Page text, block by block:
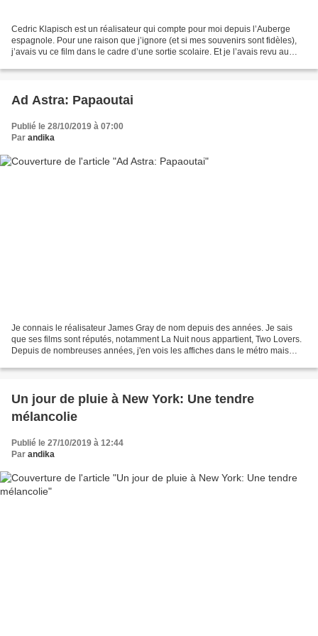
Cedric Klapisch est un réalisateur qui compte pour moi depuis l’Auberge
espagnole. Pour une raison que j’ignore (et si mes souvenirs sont fidèles),
j’avais vu ce film dans le cadre d’une sortie scolaire. Et je l’avais revu au
Ad Astra: Papaoutai
Publié le 28/10/2019 à 07:00
Par andika
Je connais le réalisateur James Gray de nom depuis des années. Je sais
que ses films sont réputés, notamment La Nuit nous appartient, Two Lovers.
Depuis de nombreuses années, j'en vois les affiches dans le métro mais
Un jour de pluie à New York: Une tendre
mélancolie
Publié le 27/10/2019 à 12:44
Par andika